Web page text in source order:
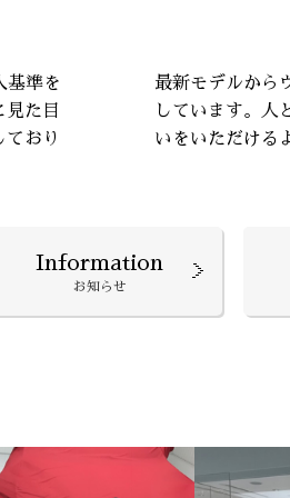
基準を
見た目
おり
最新モデルから
しています。人
いをいただける
Information
お知らせ